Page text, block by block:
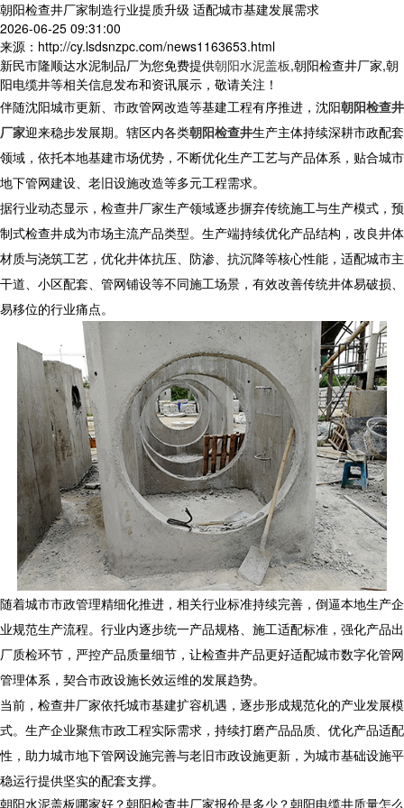
朝阳检查井厂家制造行业提质升级 适配城市基建发展需求
2026-06-25 09:31:00
来源：http://cy.lsdsnzpc.com/news1163653.html
新民市隆顺达水泥制品厂为您免费提供朝阳水泥盖板,朝阳检查井厂家,朝
阳电缆井等相关信息发布和资讯展示，敬请关注！
伴随沈阳城市更新、市政管网改造等基建工程有序推进，沈阳朝阳检查井
厂家迎来稳步发展期。辖区内各类朝阳检查井生产主体持续深耕市政配套
领域，依托本地基建市场优势，不断优化生产工艺与产品体系，贴合城市
地下管网建设、老旧设施改造等多元工程需求。
据行业动态显示， 检查井厂家生产领域逐步摒弃传统施工与生产模式，预
制式检查井成为市场主流产品类型。生产端持续优化产品结构，改良井体
材质与浇筑工艺，优化井体抗压、防渗、抗沉降等核心性能，适配城市主
干道、小区配套、管网铺设等不同施工场景，有效改善传统井体易破损、
易移位的行业痛点。
随着城市市政管理精细化推进，相关行业标准持续完善，倒逼本地生产企
业规范生产流程。行业内逐步统一产品规格、施工适配标准，强化产品出
厂质检环节，严控产品质量细节，让检查井产品更好适配城市数字化管网
管理体系，契合市政设施长效运维的发展趋势。
当前， 检查井厂家依托城市基建扩容机遇，逐步形成规范化的产业发展模
式。生产企业聚焦市政工程实际需求，持续打磨产品品质、优化产品适配
性，助力城市地下管网设施完善与老旧市政设施更新，为城市基础设施平
稳运行提供坚实的配套支撑。
朝阳水泥盖板哪家好？朝阳检查井厂家报价是多少？朝阳电缆井质量怎么